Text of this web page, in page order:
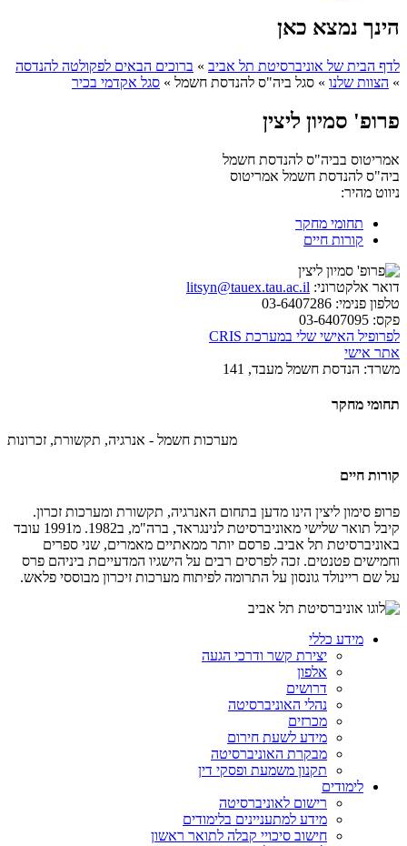
הינך נמצא כאן
לדף הבית של אוניברסיטת תל אביב » ברוכים הבאים לפקולטה להנדסה
» הצוות שלנו » סגל ביה"ס להנדסת חשמל » סגל אקדמי בכיר
פרופ' סמיון ליצין
אמריטוס בביה"ס להנדסת חשמל
ביה"ס להנדסת חשמל אמריטוס
ניווט מהיר:
תחומי מחקר
קורות חיים
דואר אלקטרוני: litsyn@tauex.tau.ac.il
טלפון פנימי:
פקס:
לפרופיל האישי שלי במערכת CRIS
אתר אישי
משרד: הנדסת חשמל מעבד, 141
תחומי מחקר
מערכות חשמל - אנרגיה, תקשורת, זכרונות
קורות חיים
פרופ סימון ליצין הינו מדען בתחום האנרגיה, תקשורת ומערכות זכרון.
קיבל תואר שלישי מאוניברסיטת לנינגראד, ברה"מ, ב1982. מ1991 עובד
באוניברסיטת תל אביב. פרסם יותר ממאתיים מאמרים, שני ספרים
וחמישים פטנטים. זכה לפרסים רבים על הישגיו המדעייםת ביניהם פרס
על שם ריינולד גונסון על התרומה לפיתוח מערכות זיכרון מבוססי פלאש.
מידע כללי
יצירת קשר ודרכי הגעה
אלפון
דרושים
נהלי האוניברסיטה
מכרזים
מידע לשעת חירום
מבקרת האוניברסיטה
תקנון משמעת ופסקי דין
לימודים
רישום לאוניברסיטה
מידע למתעניינים בלימודים
חישוב סיכויי קבלה לתואר ראשון